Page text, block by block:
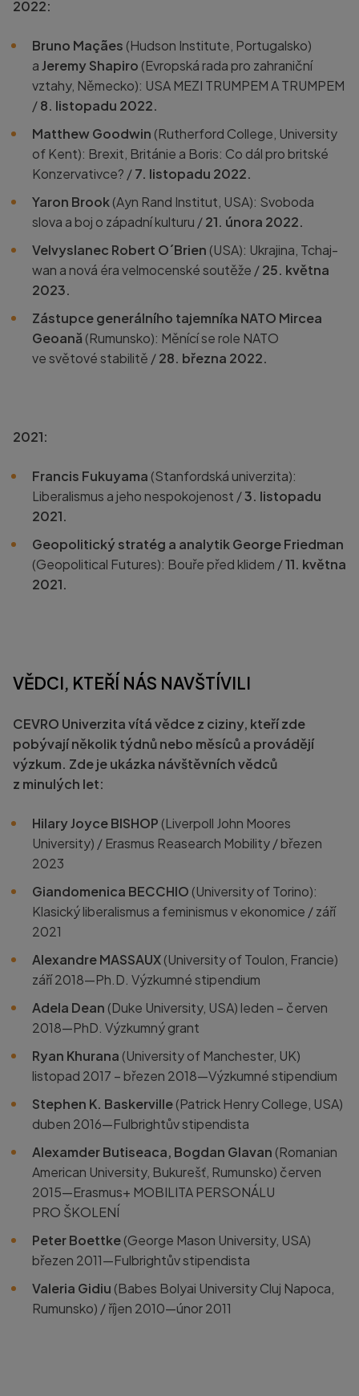
2022:
Bruno Maçães (Hudson Institute, Portugalsko)
aJeremy Shapiro (Evropská rada pro zahraniční
vztahy, Německo): USA MEZI TRUMPEM A TRUMPEM
/8. listopadu 2022.
Matthew Goodwin (Rutherford College, University
of Kent): Brexit, Británie a Boris: Co dál pro britské
Konzervativce? /7. listopadu 2022.
Yaron Brook(Ayn Rand Institut, USA): Svoboda
slova a boj o západní kulturu /21. února 2022.
Velvyslanec Robert O´Brien (USA): Ukrajina, Tchaj-
wan a nová éra velmocenské soutěže /25. května
2023.
Zástupce generálního tajemníka NATO Mircea
Geoană (Rumunsko): Měnící se role NATO
ve světové stabilitě /28. března 2022.
2021:
Francis Fukuyama (Stanfordská univerzita):
Liberalismus a jeho nespokojenost /3. listopadu
2021.
Geopolitický stratég a analytik George Friedman
(Geopolitical Futures): Bouře před klidem /11. května
2021.
VĚDCI, KTEŘÍ NÁS NAVŠTÍVILI
CEVRO Univerzita vítá vědce z ciziny, kteří zde
pobývají několik týdnů nebo měsíců a provádějí
výzkum. Zde je ukázka návštěvních vědců
z minulých let:
Hilary Joyce BISHOP (Liverpoll John Moores
University) / Erasmus Reasearch Mobility / březen
2023
Giandomenica BECCHIO (University of Torino):
Klasický liberalismus a feminismus v ekonomice / září
2021
Alexandre MASSAUX(University of Toulon, Francie)
září 2018—Ph.D. Výzkumné stipendium
Adela Dean (Duke University, USA) leden – červen
2018—PhD. Výzkumný grant
Ryan Khurana (University of Manchester, UK)
listopad 2017 – březen 2018—Výzkumné stipendium
Stephen K. Baskerville(Patrick Henry College, USA)
duben 2016—Fulbrightův stipendista
Alexamder Butiseaca, Bogdan Glavan (Romanian
American University, Bukurešť, Rumunsko) červen
2015—Erasmus+ MOBILITA PERSONÁLU
PRO ŠKOLENÍ
Peter Boettke(George Mason University, USA)
březen 2011—Fulbrightův stipendista
Valeria Gidiu (Babes Bolyai University Cluj Napoca,
Rumunsko) / říjen 2010—únor 2011